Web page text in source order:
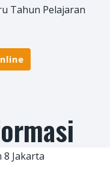
Tahun Pelajaran
8 Jakarta